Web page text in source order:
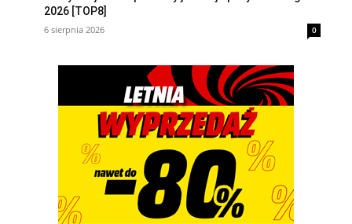
2026 [TOP8]
6 sierpnia 2026 0